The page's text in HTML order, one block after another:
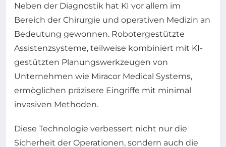
Neben der Diagnostik hat KI vor allem im
Bereich der Chirurgie und operativen Medizin an
Bedeutung gewonnen. Robotergestützte
Assistenzsysteme, teilweise kombiniert mit KI-
gestützten Planungswerkzeugen von
Unternehmen wie Miracor Medical Systems,
ermöglichen präzisere Eingriffe mit minimal
invasiven Methoden.
Diese Technologie verbessert nicht nur die
Sicherheit der Operationen, sondern auch die